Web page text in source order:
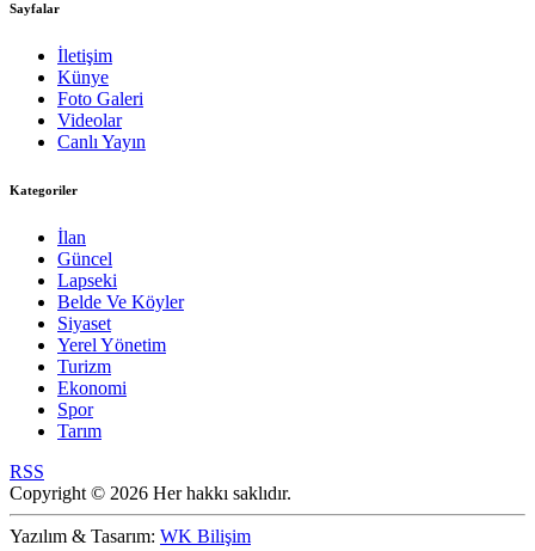
Sayfalar
İletişim
Künye
Foto Galeri
Videolar
Canlı Yayın
Kategoriler
İlan
Güncel
Lapseki
Belde Ve Köyler
Siyaset
Yerel Yönetim
Turizm
Ekonomi
Spor
Tarım
RSS
Copyright © 2026 Her hakkı saklıdır.
Yazılım & Tasarım: WK Bilişim